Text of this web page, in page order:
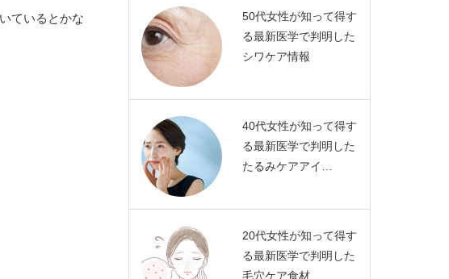
ているとかな
50代女性が知って得す
る最新医学で判明した
シワケア情報
40代女性が知って得す
る最新医学で判明した
たるみケアアイ…
20代女性が知って得す
る最新医学で判明した
毛穴ケア食材